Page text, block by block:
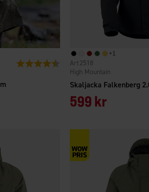
Betyg: 4.2 utav 5 stjärnor
+1
Skaljacka Falkenberg
High Mountain
2518
599 kr